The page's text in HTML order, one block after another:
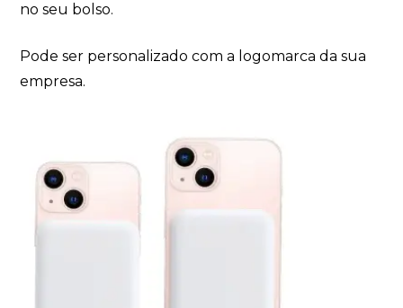
no seu bolso.
Pode ser personalizado com a logomarca da sua
empresa.